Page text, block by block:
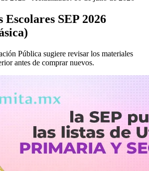
SEP 2026
Pública sugiere revisar los materiales
antes de comprar nuevos.